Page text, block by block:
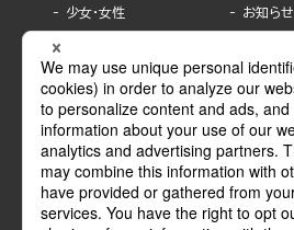
少女・女性
BL
ライトノベル
青年・一般
グラビア・写真
モーター誌
お知らせ
報
書店様
海外ラ
公式
ント
作家一覧